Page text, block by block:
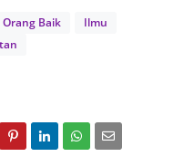
Baik
Ilmu